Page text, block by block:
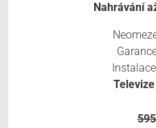
Nahrávání